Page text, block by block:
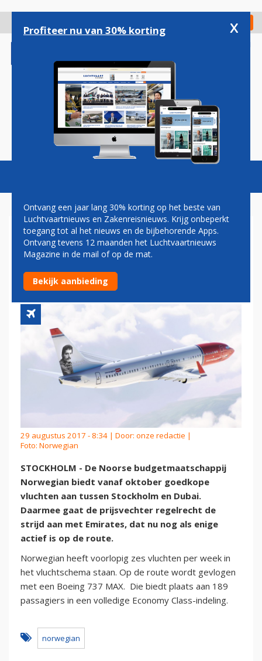
gaan
Check in
Magazine Podcasts Vacatures
PRIJSVECHTER NORWEGIAN
GAAT CONCURRENTIE AAN OP
DUBAI
29 augustus 2017 - 8:34 | Door: onze redactie |
Foto: Norwegian
STOCKHOLM - De Noorse budgetmaatschappij
Norwegian biedt vanaf oktober goedkope
vluchten aan tussen Stockholm en Dubai.
Daarmee gaat de prijsvechter regelrecht de
strijd aan met Emirates, dat nu nog als enige
actief is op de route.
Norwegian heeft voorlopig zes vluchten per week in
het vluchtschema staan. Op de route wordt gevlogen
met een Boeing 737 MAX. Die biedt plaats aan 189
passagiers in een volledige Economy Class-indeling.
norwegian
Profiteer nu van 30% korting x
Ontvang een jaar lang 30% korting op het beste van
Luchtvaartnieuws en Zakenreisnieuws. Krijg onbeperkt
toegang tot al het nieuws en de bijbehorende Apps.
Ontvang tevens 12 maanden het Luchtvaartnieuws
Magazine in de mail of op de mat.
Bekijk aanbieding